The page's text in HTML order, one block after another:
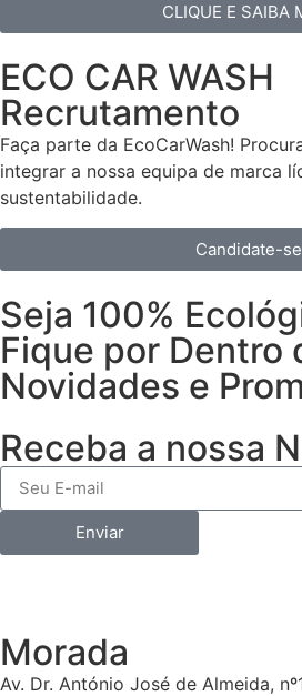
CLIQUE E SAIBA
ECO CAR WASH
Recrutamento
Faça parte da EcoCarWash!
integrar a nossa equipa de marca
sustentabilidade.
Candidate-se
Seja 100%
Fique por Dentro
Novidades e
Receba a nossa
Enviar
Morada
Av. Dr. António José de Almeida,